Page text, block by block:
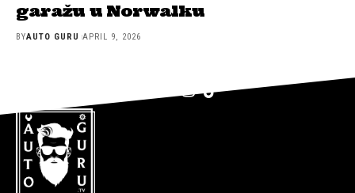
garažu u Norwalku
BYAUTO GURU APRIL 9, 2026